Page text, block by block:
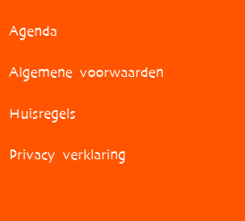
Agenda
Algemene voorwaarden
Huisregels
Privacy verklaring